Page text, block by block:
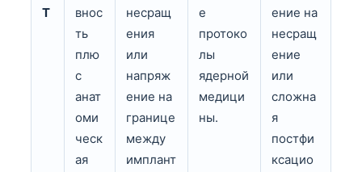
Т
внос
ть
плю
с
анат
оми
ческ
ая
несращ
ения
или
напряж
ение на
границе
между
имплант
е
протоко
лы
ядерной
медици
ны.
ение на
несращ
ение
или
сложна
я
постфи
ксацио